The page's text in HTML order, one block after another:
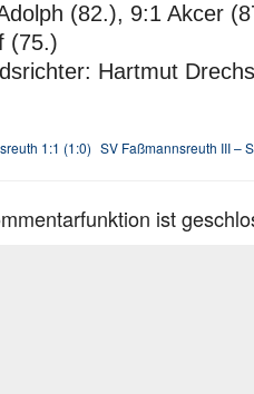
(82.), 9:1 Akcer
(75.)
Hartmut
1:1 (1:0) SV Faßmannsreuth III –
ist